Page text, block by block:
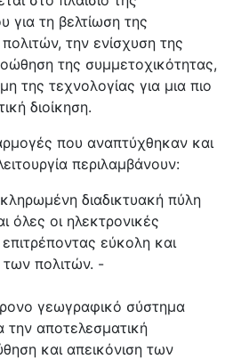
για τη βελτίωση της
την ενίσχυση της
της συμμετοχικότητας,
της τεχνολογίας για μια πιο
διοίκηση.
που αναπτύχθηκαν και
περιλαμβάνουν:
διαδικτυακή πύλη
όλες οι ηλεκτρονικές
εύκολη και
πολιτών. -
γεωγραφικό σύστημα
την αποτελεσματική
και απεικόνιση των